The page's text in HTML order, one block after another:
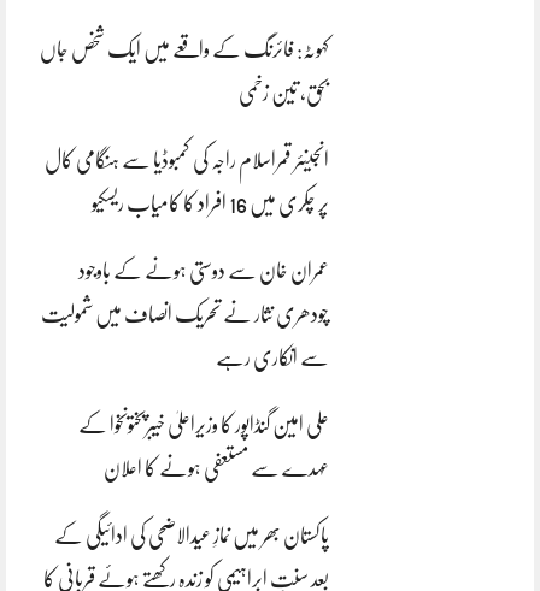
کہوٹہ: فائرنگ کے واقعے میں ایک شخص جاں
بحق، تین زخمی
انجینئر قمراسلام راجہ کی کمبوڈیا سے ہنگامی کال
پر چکری میں 16 افراد کا کامیاب ریسکیو
عمران خان سے دوستی ہونے کے باوجود
چودھری نثار نے تحریک انصاف میں شمولیت
سے انکاری رہے
علی امین گنڈاپور کا وزیراعلیٰ خیبرپختونخوا کے
عہدے سے مستعفی ہونے کا اعلان
پاکستان بھر میں نمازِ عیدالاضحی کی ادائیگی کے
بعد سنتِ ابراہیمی کو زندہ رکھتے ہوئے قربانی کا